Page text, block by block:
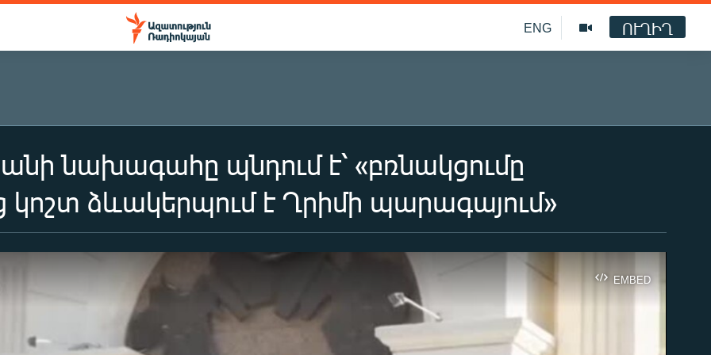
ENG ՈՒՂԻՂ
նախագահը պնդում է՝ «բռնակցումը
ձևակերպում է Ղրիմի պարագայում»
EMBED